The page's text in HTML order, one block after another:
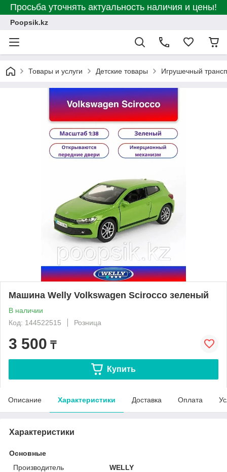
Просьба уточнять актуальность наличия и цены!
Poopsik.kz
Товары и услуги Детские товары Игрушечный
Машина Welly Volkswagen Scirocco зеленый
В наличии
Код: 144522515
Розница
3 500 ₸
Купить
Описание Характеристики Доставка Оплата
Характеристики
Основные
Производитель
WELLY